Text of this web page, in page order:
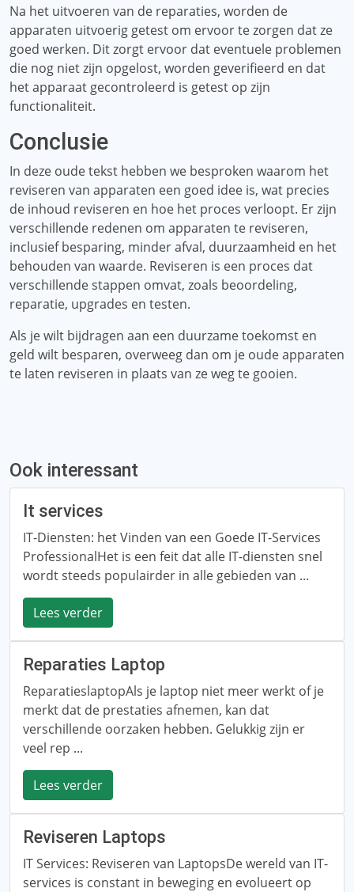
Na het uitvoeren van de reparaties, worden de
apparaten uitvoerig getest om ervoor te zorgen dat ze
goed werken. Dit zorgt ervoor dat eventuele problemen
die nog niet zijn opgelost, worden geverifieerd en dat
het apparaat gecontroleerd is getest op zijn
functionaliteit.
Conclusie
In deze oude tekst hebben we besproken waarom het
reviseren van apparaten een goed idee is, wat precies
de inhoud reviseren en hoe het proces verloopt. Er zijn
verschillende redenen om apparaten te reviseren,
inclusief besparing, minder afval, duurzaamheid en het
behouden van waarde. Reviseren is een proces dat
verschillende stappen omvat, zoals beoordeling,
reparatie, upgrades en testen.
Als je wilt bijdragen aan een duurzame toekomst en
geld wilt besparen, overweeg dan om je oude apparaten
te laten reviseren in plaats van ze weg te gooien.
Ook interessant
It services
IT-Diensten: het Vinden van een Goede IT-Services
ProfessionalHet is een feit dat alle IT-diensten snel
wordt steeds populairder in alle gebieden van ...
Lees verder
Reparaties Laptop
ReparatieslaptopAls je laptop niet meer werkt of je
merkt dat de prestaties afnemen, kan dat
verschillende oorzaken hebben. Gelukkig zijn er
veel rep ...
Lees verder
Reviseren Laptops
IT Services: Reviseren van LaptopsDe wereld van IT-
services is constant in beweging en evolueert op